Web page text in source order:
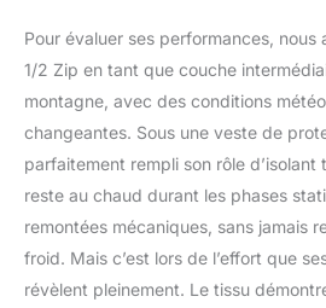
Pour évaluer ses performances,
1/2 Zip en tant que couche
montagne, avec des conditions
changeantes. Sous une veste de
parfaitement rempli son rôle d’isolant
reste au chaud durant les phases
remontées mécaniques, sans jamais
froid. Mais c’est lors de l’effort que
révèlent pleinement. Le tissu